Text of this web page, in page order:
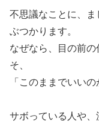
不思議なことに、
ぶつかります。
なぜなら、目の前
そ、
「このままでいい
サボっている人や